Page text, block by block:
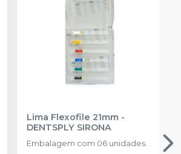
Lima Flexofile 21mm-
DENTSPLY SIRONA
Embalagem com 06 unidades.